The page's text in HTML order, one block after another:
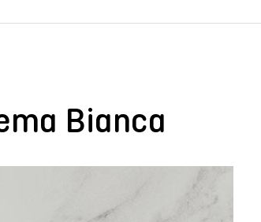
Bianca